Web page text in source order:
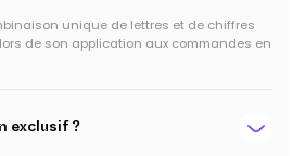
unique de lettres et de chiffres
de son application aux commandes en
exclusif ?